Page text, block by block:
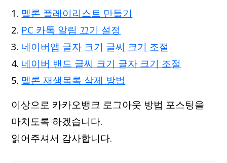
멜론 플레이리스트 만들기
PC 카톡 알림 끄기 설정
네이버앱 글자 크기 글씨 크기 조절
네이버 밴드 글씨 크기 글자 크기 조절
멜론 재생목록 삭제 방법
이상으로 카카오뱅크 로그아웃 방법 포스팅을
마치도록 하겠습니다.
읽어주셔서 감사합니다.